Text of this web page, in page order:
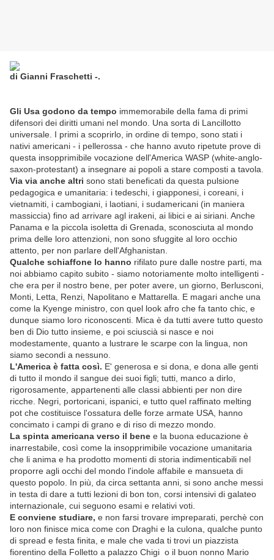
di Gianni Fraschetti -.
Gli Usa godono da tempo immemorabile della fama di primi
difensori dei diritti umani nel mondo. Una sorta di Lancillotto
universale. I primi a scoprirlo, in ordine di tempo, sono stati i
nativi americani - i pellerossa - che hanno avuto ripetute prove di
questa insopprimibile vocazione dell'America WASP (white-anglo-
saxon-protestant) a insegnare ai popoli a stare composti a tavola.
Via via anche altri sono stati beneficati da questa pulsione
pedagogica e umanitaria: i tedeschi, i giapponesi, i coreani, i
vietnamiti, i cambogiani, i laotiani, i sudamericani (in maniera
massiccia) fino ad arrivare agl irakeni, ai libici e ai siriani. Anche
Panama e la piccola isoletta di Grenada, sconosciuta al mondo
prima delle loro attenzioni, non sono sfuggite al loro occhio
attento, per non parlare dell'Afghanistan.
Qualche schiaffone lo hanno rifilato pure dalle nostre parti, ma
noi abbiamo capito subito - siamo notoriamente molto intelligenti -
che era per il nostro bene, per poter avere, un giorno, Berlusconi,
Monti, Letta, Renzi, Napolitano e Mattarella. E magari anche una
come la Kyenge ministro, con quel look afro che fa tanto chic, e
dunque siamo loro riconoscenti. Mica è da tutti avere tutto questo
ben di Dio tutto insieme, e poi sciuscià si nasce e noi
modestamente, quanto a lustrare le scarpe con la lingua, non
siamo secondi a nessuno.
L'America è fatta così. E' generosa e si dona, e dona alle genti
di tutto il mondo il sangue dei suoi figli; tutti, manco a dirlo,
rigorosamente, appartenenti alle classi abbienti per non dire
ricche. Negri, portoricani, ispanici, e tutto quel raffinato melting
pot che costituisce l'ossatura delle forze armate USA, hanno
concimato i campi di grano e di riso di mezzo mondo.
La spinta americana verso il bene e la buona educazione è
inarrestabile, così come la insopprimibile vocazione umanitaria
che li anima e ha prodotto momenti di storia indimenticabili nel
proporre agli occhi del mondo l'indole affabile e mansueta di
questo popolo. In più, da circa settanta anni, si sono anche messi
in testa di dare a tutti lezioni di bon ton, corsi intensivi di galateo
internazionale, cui seguono esami e relativi voti.
E conviene studiare, e non farsi trovare impreparati, perchè con
loro non finisce mica come con Draghi e la culona, qualche punto
di spread e festa finita, e male che vada ti trovi un piazzista
fiorentino della Folletto a palazzo Chigi o il buon nonno Mario